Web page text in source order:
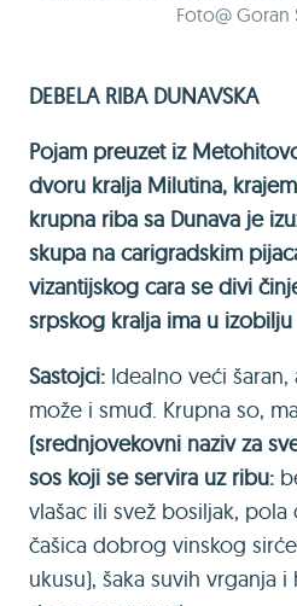
Foto@ Goran
DEBELA RIBA DUNAVSKA
Pojam preuzet iz
dvoru kralja Milutina,
krupna riba sa Dunava je
skupa na carigradskim
vizantijskog cara se divi
srpskog kralja ima u izobilju
Sastojci: Idealno veći
može i smuđ. Krupna so,
(srednjovekovni naziv za
sos koji se servira uz ribu:
vlašac ili svež bosiljak,
čašica dobrog vinskog
ukusu), šaka suvih vrganja